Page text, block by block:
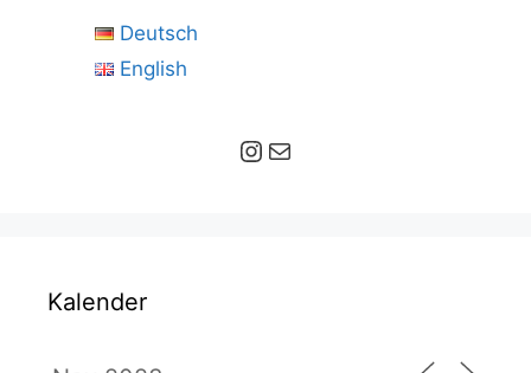
Deutsch
English
Instagram E-Mail
Kalender